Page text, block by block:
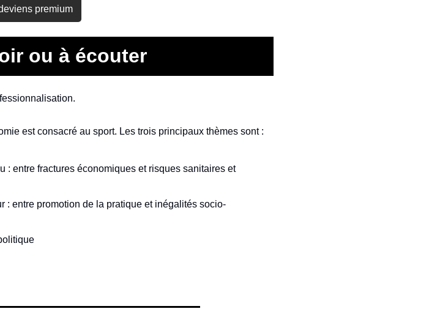
premium
ou à écouter
est consacré au sport. Les trois principaux thèmes sont :
: entre fractures économiques et risques sanitaires et
: entre promotion de la pratique et inégalités socio-